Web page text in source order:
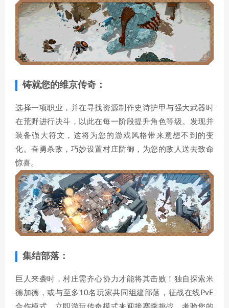
铸就您的维京传奇：
选择一项职业，并在寻找资源制作史诗护甲与强大武器时
在荒野进行决斗，以此在每一阶段提升角色等级。发现并
装备强大符文，这将为您的游戏风格带来意想不到的变
化。奋勇杀敌，巧妙设置村庄防御，为您的敌人送去致命
惊喜。
集结部落：
巨人来袭时，村庄需齐心协力才能将其击败！独自探索米
德加德，或与至多10名玩家共同组建部落，征战在线PvE